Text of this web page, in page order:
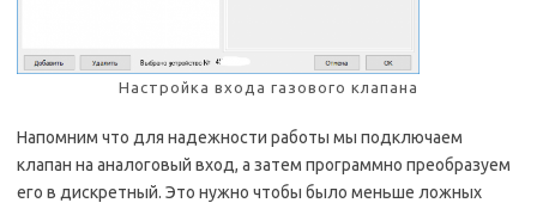
Настройка входа газового клапана
Напомним что для надежности работы мы подключаем
клапан на аналоговый вход, а затем программно преобразуем
его в дискретный. Это нужно чтобы было меньше ложных